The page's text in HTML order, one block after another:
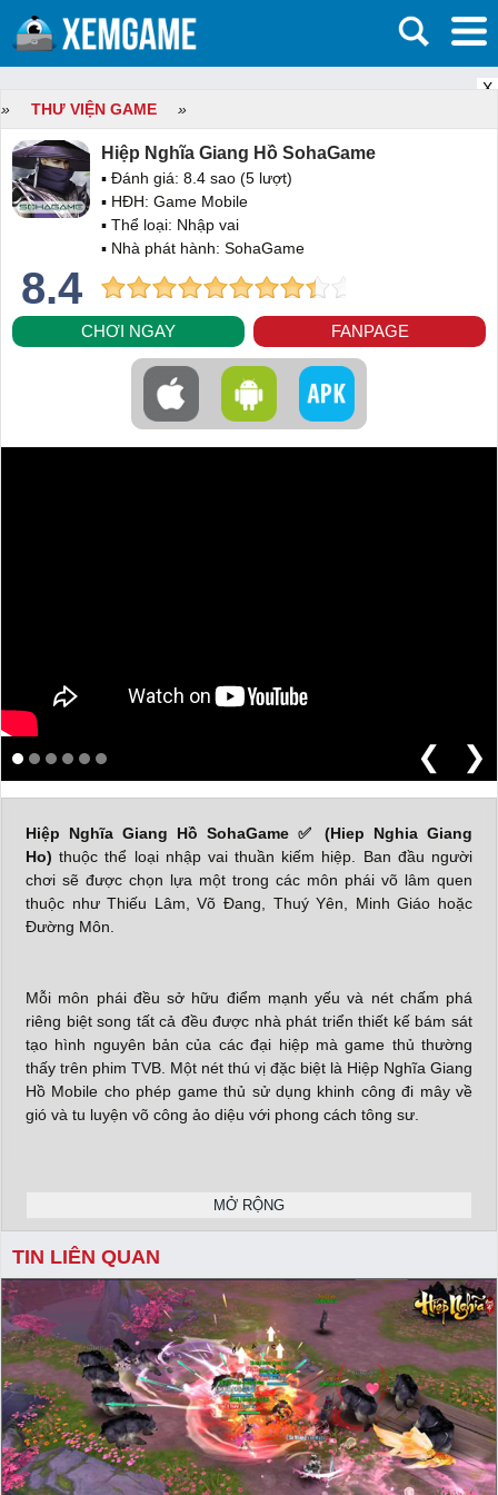
X
»
THƯ VIỆN GAME »
Hiệp Nghĩa Giang Hồ SohaGame
▪ Đánh giá: 8.4 sao (5 lượt)
▪ HĐH: Game Mobile
▪ Thể loại: Nhập vai
▪ Nhà phát hành: SohaGame
8.4
CHƠI NGAY FANPAGE
❮ ❯
Hiệp Nghĩa Giang Hồ SohaGame ✅ (Hiep Nghia Giang
Ho) thuộc thể loại nhập vai thuần kiếm hiệp. Ban đầu người
chơi sẽ được chọn lựa một trong các môn phái võ lâm quen
thuộc như Thiếu Lâm, Võ Đang, Thuý Yên, Minh Giáo hoặc
Đường Môn.
Mỗi môn phái đều sở hữu điểm mạnh yếu và nét chấm phá
riêng biệt song tất cả đều được nhà phát triển thiết kế bám sát
tạo hình nguyên bản của các đại hiệp mà game thủ thường
thấy trên phim TVB. Một nét thú vị đặc biệt là Hiệp Nghĩa Giang
Hồ Mobile cho phép game thủ sử dụng khinh công đi mây về
gió và tu luyện võ công ảo diệu với phong cách tông sư.
có thể tham gia cùng bạn bè, bang hội như phụ bản, vượt ải…
hàng ngày. Và nếu bạn là một game thủ máu chiến thì bước
vào Hiệp Nghĩa Giang Hồ Mobile lại càng như “cá gặp nước”
với khá nhiều thể thức PVP hấp dẫn.
X
MỞ RỘNG
TIN LIÊN QUAN